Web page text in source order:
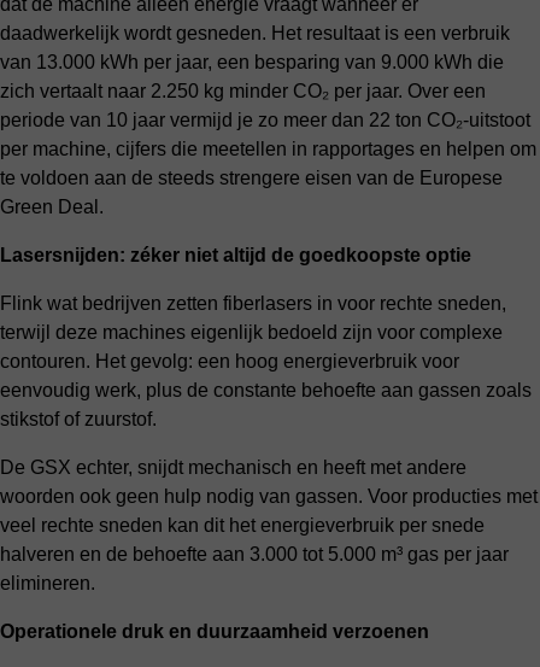
dat de machine alleen energie vraagt wanneer er
daadwerkelijk wordt gesneden. Het resultaat is een verbruik
van 13.000 kWh per jaar, een besparing van 9.000 kWh die
zich vertaalt naar 2.250 kg minder CO₂ per jaar. Over een
periode van 10 jaar vermijd je zo meer dan 22 ton CO₂-uitstoot
per machine, cijfers die meetellen in rapportages en helpen om
te voldoen aan de steeds strengere eisen van de Europese
Green Deal.
Lasersnijden: zéker niet altijd de goedkoopste optie
Flink wat bedrijven zetten fiberlasers in voor rechte sneden,
terwijl deze machines eigenlijk bedoeld zijn voor complexe
contouren. Het gevolg: een hoog energieverbruik voor
eenvoudig werk, plus de constante behoefte aan gassen zoals
stikstof of zuurstof.
De GSX echter, snijdt mechanisch en heeft met andere
woorden ook geen hulp nodig van gassen. Voor producties met
veel rechte sneden kan dit het energieverbruik per snede
halveren en de behoefte aan 3.000 tot 5.000 m³ gas per jaar
elimineren.
Operationele druk en duurzaamheid verzoenen